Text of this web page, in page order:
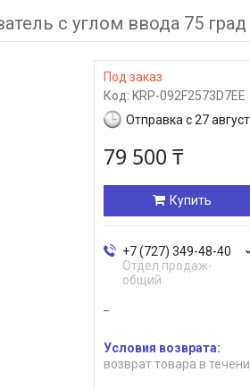
с углом ввода 75 град
Под заказ
Код: KRP-092F2573D7EE
Отправка с 27
79 500 ₸
Купить
+7 (727) 349-48-40
Отдел продаж-
общий
возврат товара в